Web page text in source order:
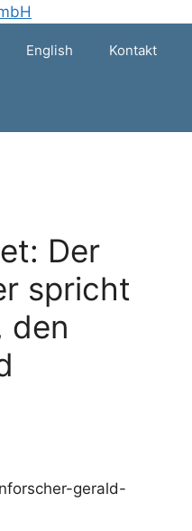
English Kontakt
Der
spricht
den
gerald-